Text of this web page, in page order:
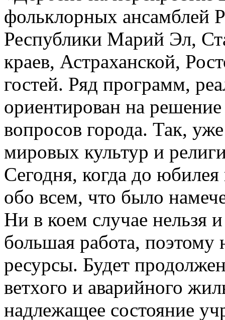
фольклорных ансамблей
Республики Марий Эл,
краев, Астраханской,
гостей. Ряд программ,
ориентирован на
вопросов города. Так,
мировых культур и
Сегодня, когда до
обо всем, что было
Ни в коем случае нельзя
большая работа, поэтому
ресурсы. Будет
ветхого и аварийного
надлежащее состояние